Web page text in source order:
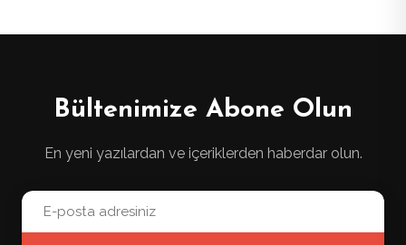
Bültenimize Abone Olun
En yeni yazılardan ve içeriklerden haberdar olun.